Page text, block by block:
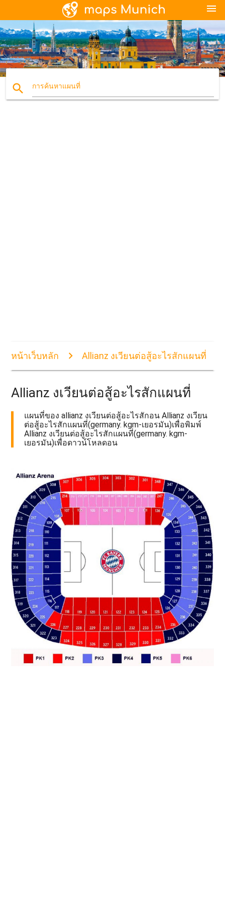
menu
search การค้นหาแผนที่
หน้าเว็บหลัก Allianz งเวียนต่อสู้อะไรสักแผนที่
Allianz งเวียนต่อสู้อะไรสักแผนที่
แผนที่ของ allianz งเวียนต่อสู้อะไรสักอน Allianz งเวียน
ต่อสู้อะไรสักแผนที่(germany. kgm-เยอรมัน)เพื่อพิมพ์
Allianz งเวียนต่อสู้อะไรสักแผนที่(germany. kgm-
เยอรมัน)เพื่อดาวน์โหลดอน